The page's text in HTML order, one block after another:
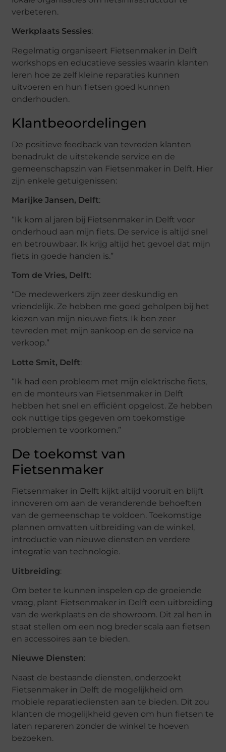
verbeteren.
Werkplaats Sessies:
Regelmatig organiseert Fietsenmaker in Delft
workshops en educatieve sessies waarin klanten
leren hoe ze zelf kleine reparaties kunnen
uitvoeren en hun fietsen goed kunnen
onderhouden.
Klantbeoordelingen
De positieve feedback van tevreden klanten
benadrukt de uitstekende service en de
gemeenschapszin van Fietsenmaker in Delft. Hier
zijn enkele getuigenissen:
Marijke Jansen, Delft:
“Ik kom al jaren bij Fietsenmaker in Delft voor
onderhoud aan mijn fiets. De service is altijd snel
en betrouwbaar. Ik krijg altijd het gevoel dat mijn
fiets in goede handen is.”
Tom de Vries, Delft:
“De medewerkers zijn zeer deskundig en
vriendelijk. Ze hebben me goed geholpen bij het
kiezen van mijn nieuwe fiets. Ik ben zeer
tevreden met mijn aankoop en de service na
verkoop.”
Lotte Smit, Delft:
“Ik had een probleem met mijn elektrische fiets,
en de monteurs van Fietsenmaker in Delft
hebben het snel en efficiënt opgelost. Ze hebben
ook nuttige tips gegeven om toekomstige
problemen te voorkomen.”
De toekomst van
Fietsenmaker
Fietsenmaker in Delft kijkt altijd vooruit en blijft
innoveren om aan de veranderende behoeften
van de gemeenschap te voldoen. Toekomstige
plannen omvatten uitbreiding van de winkel,
introductie van nieuwe diensten en verdere
integratie van technologie.
Uitbreiding:
Om beter te kunnen inspelen op de groeiende
vraag, plant Fietsenmaker in Delft een uitbreiding
van de werkplaats en de showroom. Dit zal hen in
staat stellen om een nog breder scala aan fietsen
en accessoires aan te bieden.
Nieuwe Diensten:
Naast de bestaande diensten, onderzoekt
Fietsenmaker in Delft de mogelijkheid om
mobiele reparatiediensten aan te bieden. Dit zou
klanten de mogelijkheid geven om hun fietsen te
laten repareren zonder de winkel te hoeven
bezoeken.